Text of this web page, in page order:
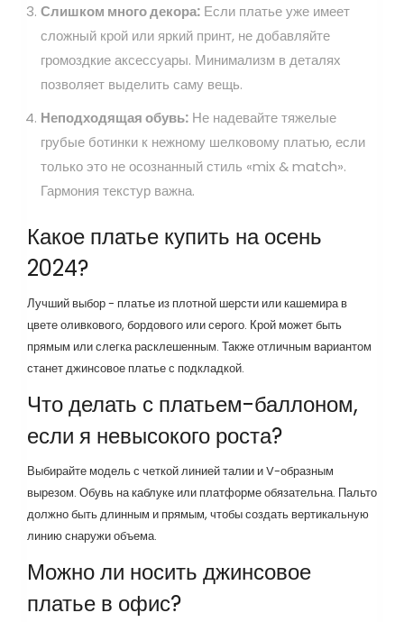
Слишком много декора: Если платье уже имеет
сложный крой или яркий принт, не добавляйте
громоздкие аксессуары. Минимализм в деталях
позволяет выделить саму вещь.
Неподходящая обувь: Не надевайте тяжелые
грубые ботинки к нежному шелковому платью, если
только это не осознанный стиль «mix & match».
Гармония текстур важна.
Какое платье купить на осень
2024?
Лучший выбор - платье из плотной шерсти или кашемира в
цвете оливкового, бордового или серого. Крой может быть
прямым или слегка расклешенным. Также отличным вариантом
станет джинсовое платье с подкладкой.
Что делать с платьем-баллоном,
если я невысокого роста?
Выбирайте модель с четкой линией талии и V-образным
вырезом. Обувь на каблуке или платформе обязательна. Пальто
должно быть длинным и прямым, чтобы создать вертикальную
линию снаружи объема.
Можно ли носить джинсовое
платье в офис?